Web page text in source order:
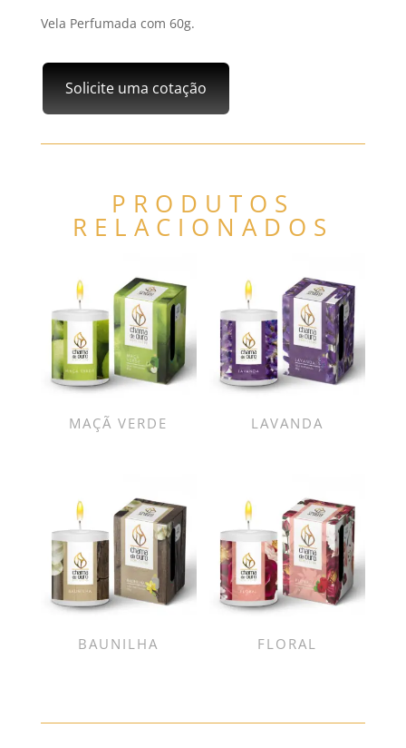
Vela Perfumada com 60g.
Solicite uma cotação
PRODUTOS
RELACIONADOS
MAÇÃ VERDE LAVANDA
BAUNILHA FLORAL